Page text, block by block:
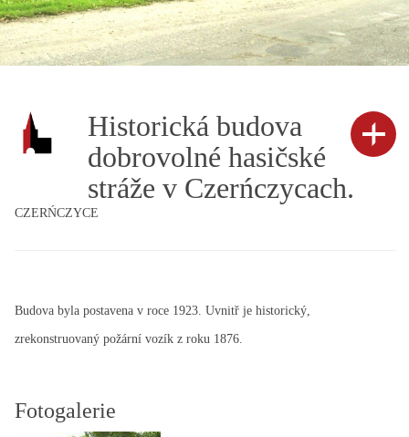
Historická budova
dobrovolné hasičské
stráže v Czerńczycach.
CZERŃCZYCE
Budova byla postavena v roce 1923. Uvnitř je historický,
zrekonstruovaný požární vozík z roku 1876.
Fotogalerie